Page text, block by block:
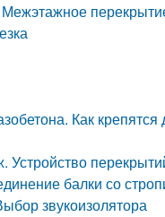
Как
балки со
звукоизолятора